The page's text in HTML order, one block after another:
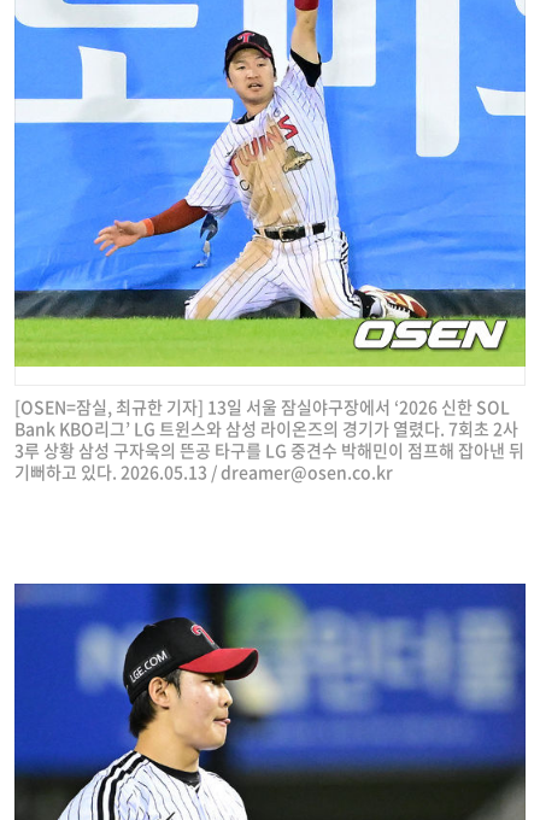
[OSEN=잠실, 최규한 기자] 13일 서울 잠실야구장에서 ‘2026 신한 SOL
Bank KBO리그’ LG 트윈스와 삼성 라이온즈의 경기가 열렸다. 7회초 2사
3루 상황 삼성 구자욱의 뜬공 타구를 LG 중견수 박해민이 점프해 잡아낸 뒤
기뻐하고 있다. 2026.05.13 /dreamer@osen.co.kr